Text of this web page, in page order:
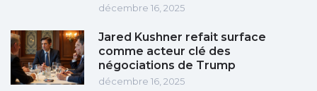
décembre 16, 2025
Jared Kushner refait surface
comme acteur clé des
négociations de Trump
décembre 16, 2025